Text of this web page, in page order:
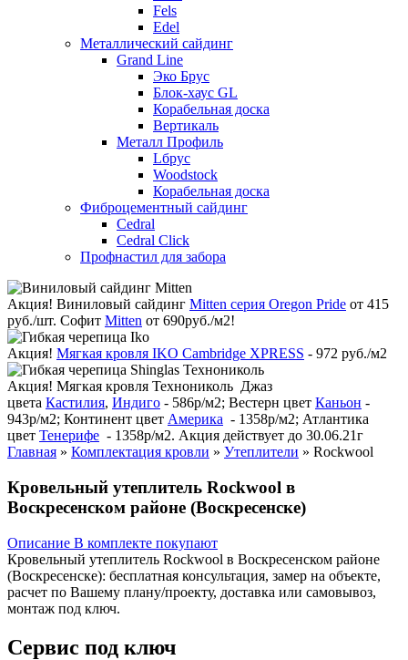
Fels
Edel
Металлический сайдинг
Grand Line
Эко Брус
Блок-хаус GL
Корабельная доска
Вертикаль
Металл Профиль
Lбрус
Woodstock
Корабельная доска
Фиброцементный сайдинг
Cedral
Cedral Click
Профнастил для забора
Акция! Виниловый сайдинг Mitten серия Oregon Pride от 415
руб./шт. Софит Mitten от 690руб./м2!
Акция! Мягкая кровля IKO Cambridge XPRESS - 972 руб./м2
Акция! Мягкая кровля Технониколь Джаз
цвета Кастилия, Индиго - 586р/м2; Вестерн цвет Каньон -
943р/м2; Континент цвет Америка - 1358р/м2; Атлантика
цвет Тенерифе - 1358р/м2. Акция действует до 30.06.21г
Главная » Комплектация кровли » Утеплители » Rockwool
Кровельный утеплитель Rockwool в
Воскресенском районе (Воскресенске)
Описание В комплекте покупают
Кровельный утеплитель Rockwool в Воскресенском районе
(Воскресенске): бесплатная консультация, замер на объекте,
расчет по Вашему плану/проекту, доставка или самовывоз,
монтаж под ключ.
Сервис под ключ